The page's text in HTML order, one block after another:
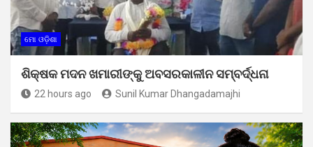
ମୋ ଓଡ଼ିଶା
ଶିକ୍ଷକ ମଦନ ଖମାରୀଙ୍କୁ ଅବସରକାଳୀନ ସମ୍ବର୍ଦ୍ଧନା
22 hours ago Sunil Kumar Dhangadamajhi